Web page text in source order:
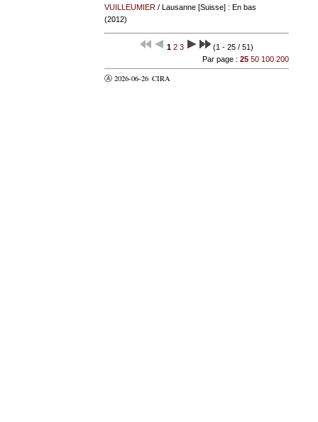
VUILLEUMIER/ Lausanne [Suisse] : En bas
(2012)
1 2 3
(1 - 25 / 51)
Par page : 25 50 100 200
Ⓐ 2026-06-26 CIRA